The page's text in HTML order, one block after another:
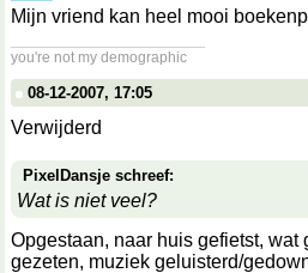
Mijn vriend kan heel mooi
you're not my demographic
08-12-2007, 17:05
Verwijderd
PixelDansje schreef:
Wat is niet veel?
Opgestaan, naar huis gefietst, wat
gezeten, muziek geluisterd/